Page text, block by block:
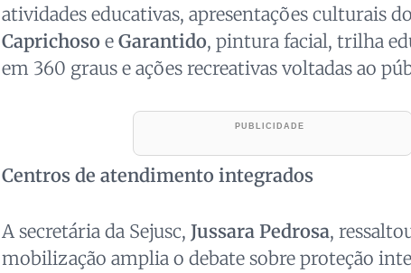
atividades educativas, apresentações culturais
Caprichoso e Garantido, pintura facial, trilha
em 360 graus e ações recreativas voltadas ao
Centros de atendimento integrados
A secretária da Sejusc, Jussara Pedrosa,
mobilização amplia o debate sobre proteção